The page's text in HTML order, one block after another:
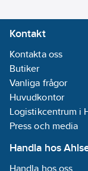
Kontakt
Kontakta oss
Butiker
Vanliga frågor
Huvudkontor
Logistikcentrum i
Press och media
Handla hos
Handla hos oss